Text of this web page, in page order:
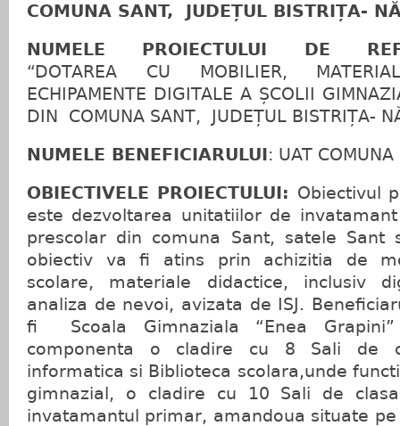
COMUNA SANT, JUDEȚUL BISTRIȚA-
NUMELE PROIECTULUI DE
“DOTAREA CU MOBILIER,
ECHIPAMENTE DIGITALE A ȘCOLII
DIN COMUNA SANT, JUDEȚUL BISTRIȚA-
NUMELE BENEFICIARULUI : UAT COMUNA
OBIECTIVELE PROIECTULUI: Obiectivul
este dezvoltarea unitatiilor de
prescolar din comuna Sant, satele Sant
obiectiv va fi atins prin achizitia de
scolare, materiale didactice, inclusiv
analiza de nevoi, avizata de ISJ.
fi Scoala Gimnaziala “Enea
componenta o cladire cu 8 Sali de
informatica si Biblioteca scolara,unde
gimnazial, o cladire cu 10 Sali de
invatamantul primar, amandoua situate pe